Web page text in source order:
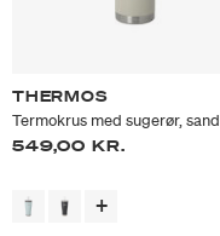
THERMOS
Termokrus med sugerør, sand
549,00 KR.